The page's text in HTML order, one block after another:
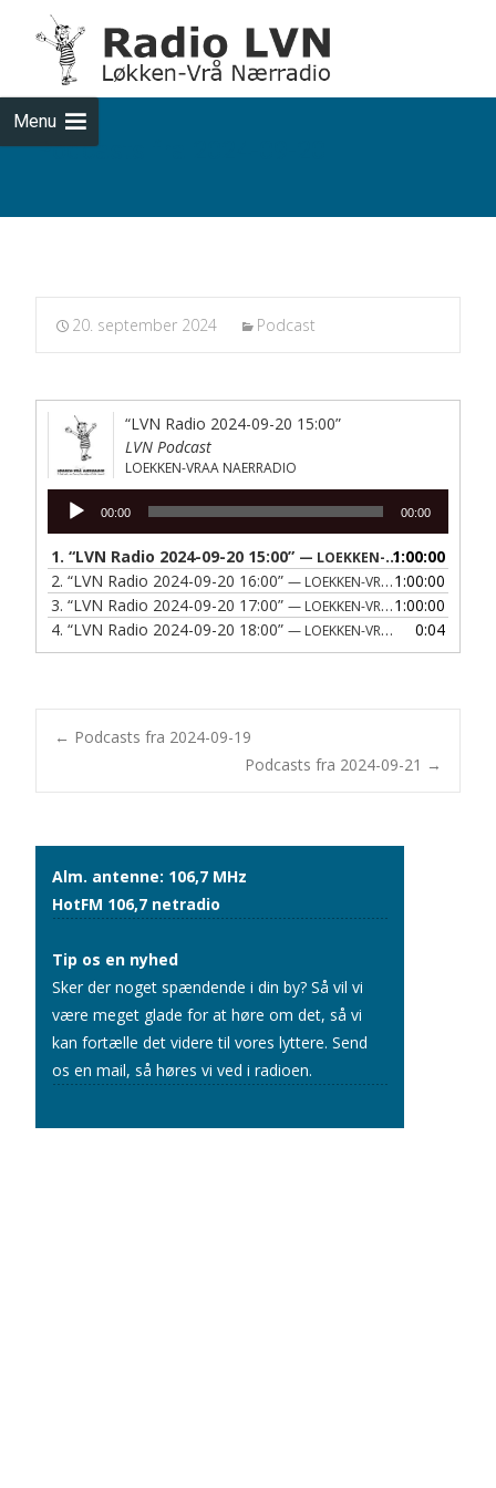
Menu
Podcasts fra 2024-09-20
20. september 2024 Podcast
“LVN Radio 2024-09-20 15:00”
LVN Podcast
LOEKKEN-VRAA NAERRADIO
Lydafspiller
00:00 00:00
1. “LVN Radio 2024-09-20 15:00” — LOEKKEN-VRAA NAERRADIO 1:00:00
2. “LVN Radio 2024-09-20 16:00” — LOEKKEN-VRAA NAERRADIO
1:00:00
3. “LVN Radio 2024-09-20 17:00” — LOEKKEN-VRAA NAERRADIO
1:00:00
4. “LVN Radio 2024-09-20 18:00” — LOEKKEN-VRAA NAERRADIO 0:04
Post
← Podcasts fra 2024-09-19
Podcasts fra 2024-09-21 →
Alm. antenne: 106,7 MHz
HotFM 106,7 netradio
Tip os en nyhed
Sker der noget spændende i din by? Så vil vi
være meget glade for at høre om det, så vi
kan fortælle det videre til vores lyttere. Send
os en mail, så høres vi ved i radioen.